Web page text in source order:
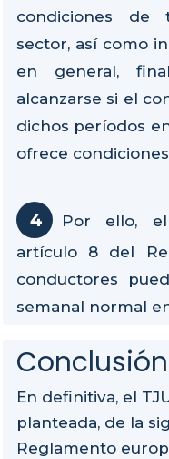
condiciones de
sector, así como
en general,
alcanzarse si el
dichos períodos
ofrece
Por ello,
artículo 8 del
conductores
semanal normal
En definitiva, el
planteada, de la
Reglamento